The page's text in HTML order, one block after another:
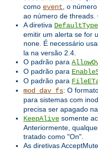
como event , o
ao número de threads.
A diretiva DefaultType
emitir um alerta se for
none . É necessário
la na versão 2.4.
O padrão para
O padrão para
O padrão para
mod_dav_fs: O
para sistemas com
precisa ser apagado
KeepAlive somente
Anteriormente,
tratado como "On".
As diretivas